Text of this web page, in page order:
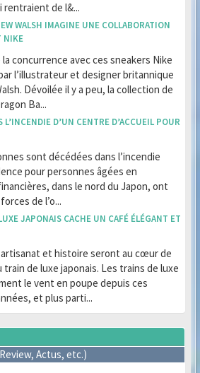
de l&...
WALSH IMAGINE UNE COLLABORATION
NIKE
la concurrence avec ces sneakers Nike
l’illustrateur et designer britannique
Dévoilée il y a peu, la collection de
Ba...
D’UN CENTRE D’ACCUEIL POUR
sont décédées dans l’incendie
pour personnes âgées en
dans le nord du Japon, ont
de l’o...
JAPONAIS CACHE UN CAFÉ ÉLÉGANT ET
et histoire seront au cœur de
train de luxe japonais. Les trains de luxe
le vent en poupe depuis ces
et plus parti...
Actus, etc.)